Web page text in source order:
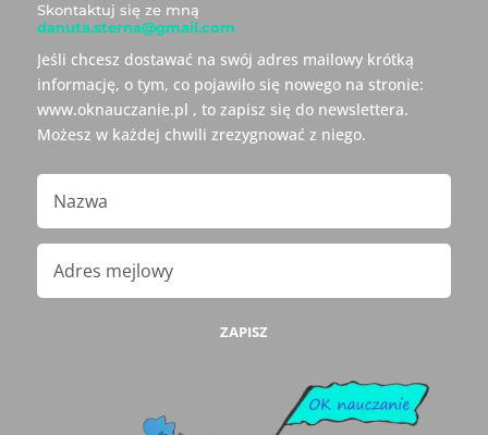
Skontaktuj się ze mną
danuta.sterna@gmail.com
Jeśli chcesz dostawać na swój adres mailowy krótką
informację, o tym, co pojawiło się nowego na stronie:
www.oknauczanie.pl , to zapisz się do newslettera.
Możesz w każdej chwili zrezygnować z niego.
ZAPISZ